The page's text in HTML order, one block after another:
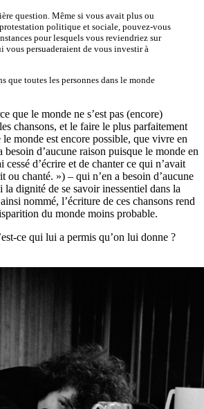
question. Même si vous avait plus ou
politique et sociale, pouvez-vous
pour lesquels vous reviendriez sur
vous persuaderaient de vous investir à
que toutes les personnes dans le monde
que le monde ne s’est pas (encore)
chansons, et le faire le plus parfaitement
monde est encore possible, que vivre en
besoin d’aucune raison puisque le monde en
cessé d’écrire et de chanter ce qui n’avait
ou chanté. ») – qui n’en a besoin d’aucune
dignité de se savoir inessentiel dans la
nommé, l’écriture de ces chansons rend
du monde moins probable.
ce qui lui a permis qu’on lui donne ?